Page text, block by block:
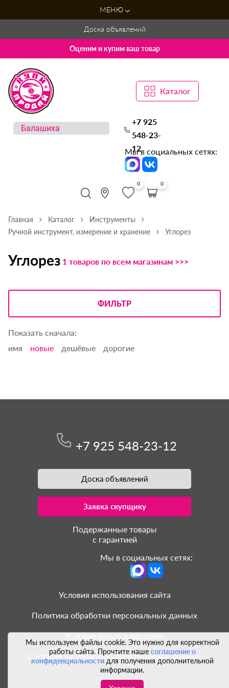
МЕНЮ
Доска объявлений
Оценим и купим ваш товар
Каталог
+7 925
548-23-
12
Мы в социальных сетях:
0 0
Главная Каталог
Инструменты
Ручной инструмент, измерение и хранение
Углорез
Углорез 1 товаров по всем магазинам >>>
ФИЛЬТР
Показать сначала:
имя
новые дешёвые дорогие
Мы используем файлы cookie. Это нужно для корректной
работы сайта. Прочтите наше соглашение о
конфиденциальностидля получения дополнительной
информации.
+7 925 548-23-12
Доска объявлений
Заявка скупщику
Подержанные товары
с гарантией
Мы в социальных сетях:
Условия использования сайта
Политика обработки персональных данных
Условия заказа и доставки
Согласие на обработку персональных данных